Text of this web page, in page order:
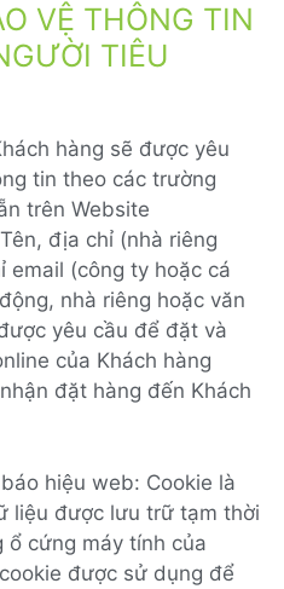
VỆ THÔNG TIN
TIÊU
hàng sẽ được yêu
tin theo các trường
trên Website
địa chỉ (nhà riêng
email (công ty hoặc cá
nhà riêng hoặc văn
yêu cầu để đặt và
của Khách hàng
đặt hàng đến Khách
hiệu web: Cookie là
liệu được lưu trữ tạm thời
ổ cứng máy tính của
được sử dụng để